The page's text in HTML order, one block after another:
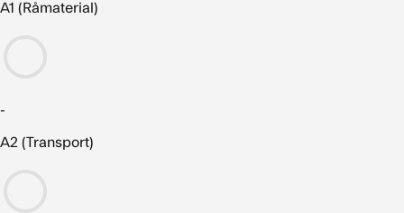
A1 (Råmaterial)
-
A2 (Transport)